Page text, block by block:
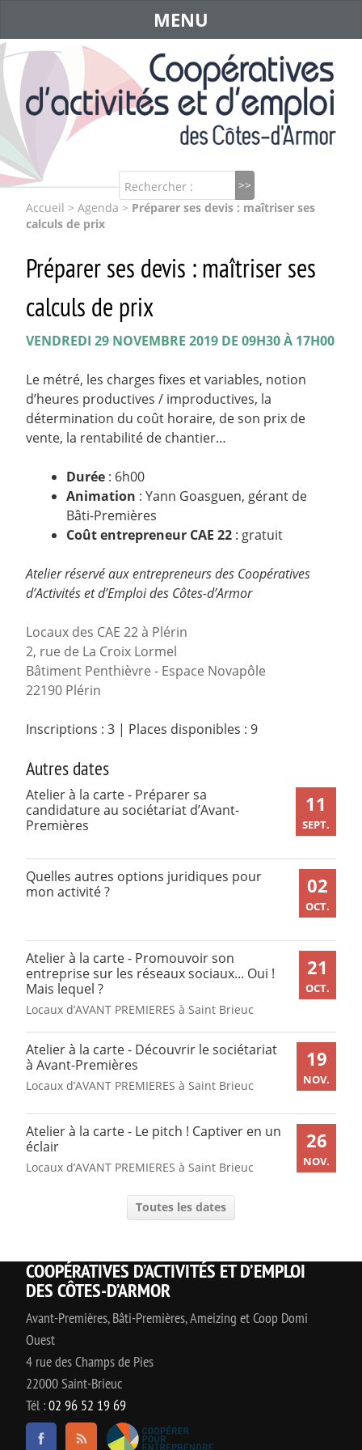
Rechercher :
MENU
Accueil > Agenda > Préparer ses devis : maîtriser ses
calculs de prix
Préparer ses devis : maîtriser ses
calculs de prix
VENDREDI 29 NOVEMBRE 2019 DE 09H30 À 17H00
Le métré, les charges fixes et variables, notion
d’heures productives / improductives, la
détermination du coût horaire, de son prix de
vente, la rentabilité de chantier…
Durée : 6h00
Animation : Yann Goasguen, gérant de
Bâti-Premières
Coût entrepreneur CAE 22 : gratuit
Atelier réservé aux entrepreneurs des Coopératives
d’Activités et d’Emploi des Côtes-d’Armor
Locaux des CAE 22 à Plérin
2, rue de La Croix Lormel
Bâtiment Penthièvre - Espace Novapôle
22190 Plérin
Inscriptions : 3 | Places disponibles : 9
Autres dates
11
SEPT.
Atelier à la carte - Préparer sa
candidature au sociétariat d’Avant-
Premières
02
OCT.
Quelles autres options juridiques pour
mon activité ?
21
OCT.
Atelier à la carte - Promouvoir son
entreprise sur les réseaux sociaux... Oui !
Mais lequel ?
Locaux d’AVANT PREMIERES à Saint Brieuc
19
NOV.
Atelier à la carte - Découvrir le sociétariat
à Avant-Premières
Locaux d’AVANT PREMIERES à Saint Brieuc
26
NOV.
Atelier à la carte - Le pitch ! Captiver en un
éclair
Locaux d’AVANT PREMIERES à Saint Brieuc
Toutes les dates
COOPÉRATIVES D’ACTIVITÉS ET D’EMPLOI
DES CÔTES-D’ARMOR
Avant-Premières, Bâti-Premières, Ameizing et Coop Domi
Ouest
4 rue des Champs de Pies
22000 Saint-Brieuc
Tél :02 96 52 19 69